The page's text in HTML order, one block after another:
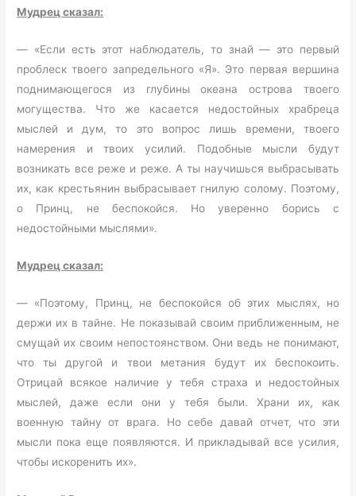
Мудрец сказал:
— «Если есть этот наблюдатель, то знай — это первый
проблеск твоего запредельного «Я». Это первая вершина
поднимающегося из глубины океана острова твоего
могущества. Что же касается недостойных храбреца
мыслей и дум, то это вопрос лишь времени, твоего
намерения и твоих усилий. Подобные мысли будут
возникать все реже и реже. А ты научишься выбрасывать
их, как крестьянин выбрасывает гнилую солому. Поэтому,
о Принц, не беспокойся. Но уверенно борись с
недостойными мыслями».
Мудрец сказал:
— «Поэтому, Принц, не беспокойся об этих мыслях, но
держи их в тайне. Не показывай своим приближенным, не
смущай их своим непостоянством. Они ведь не понимают,
что ты другой и твои метания будут их беспокоить.
Отрицай всякое наличие у тебя страха и недостойных
мыслей, даже если они у тебя были. Храни их, как
военную тайну от врага. Но себе давай отчет, что эти
мысли пока еще появляются. И прикладывай все усилия,
чтобы искоренить их».